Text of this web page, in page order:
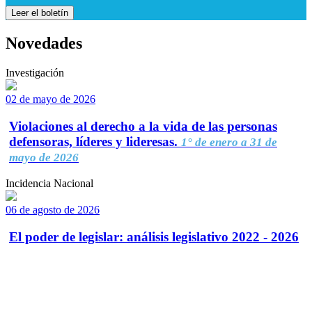
Leer el boletín
Novedades
Investigación
02 de mayo de 2026
Violaciones al derecho a la vida de las personas
defensoras, líderes y lideresas. 1° de enero a 31 de
mayo de 2026
Incidencia Nacional
06 de agosto de 2026
El poder de legislar: análisis legislativo 2022 - 2026